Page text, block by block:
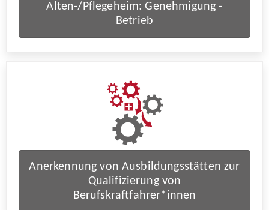
Alten-/Pflegeheim: Genehmigung -
Betrieb
Anerkennung von Ausbildungsstätten zur
Qualifizierung von
Berufskraftfahrer*innen